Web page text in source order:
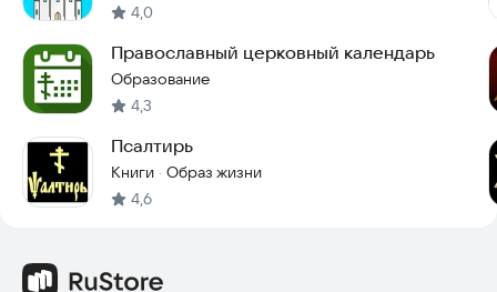
4,0
Православный церковный календарь
Образование
4,3
Псалтирь
Книги · Образ жизни
4,6